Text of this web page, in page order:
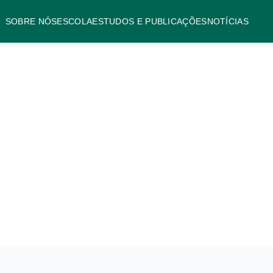
SOBRE NÓSESCOLAESTUDOS E PUBLICAÇÕESNOTÍCIAS